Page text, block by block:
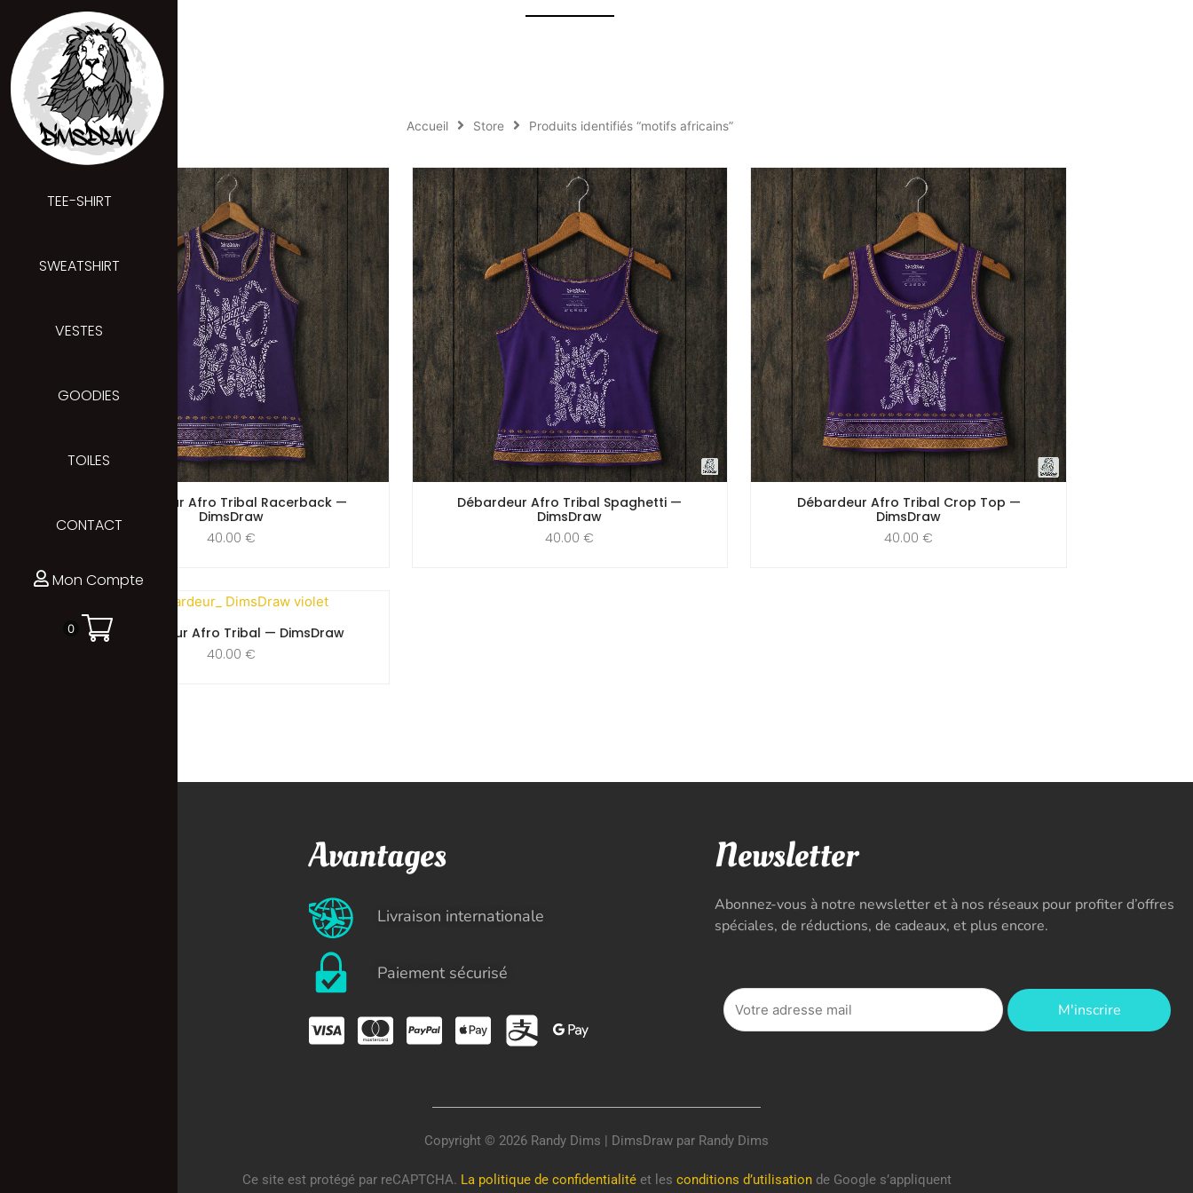
contenu
TEE-SHIRT
SWEATSHIRT
VESTES
GOODIES
TOILES
CONTACT
Mon Compte
0
Accueil Store Produits identifiés “motifs africains”
Débardeur Afro Tribal Racerback —
DimsDraw
40.00 €
Débardeur Afro Tribal Spaghetti —
DimsDraw
40.00€
Débardeur Afro Tribal Crop Top —
DimsDraw
40.00€
Débardeur Afro Tribal — DimsDraw
40.00 €
Avantages
Livraison internationale
Paiement sécurisé
Newsletter
Abonnez-vous à notre newsletter et à nos réseaux pour profiter d’offres
spéciales, de réductions, de cadeaux, et plus encore.
M'inscrire
Copyright © 2026 Randy Dims | DimsDraw par Randy Dims
Ce site est protégé par reCAPTCHA. La politique de confidentialitéet les conditions d’utilisationde Google s’appliquent